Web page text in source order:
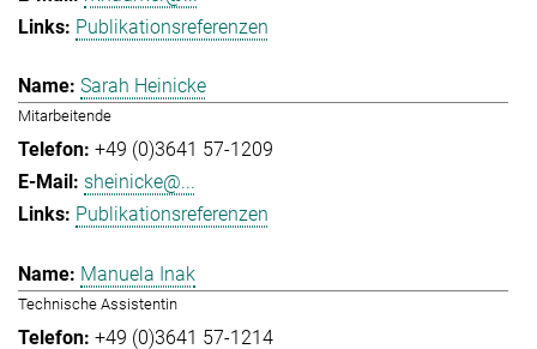
Publikationsreferenzen
Sarah Heinicke
Mitarbeitende
+49 (0)3641 57-1209
sheinicke@...
Publikationsreferenzen
Manuela Inak
Technische Assistentin
+49 (0)3641 57-1214